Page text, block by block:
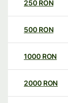
250 RON
500 RON
1000 RON
2000 RON